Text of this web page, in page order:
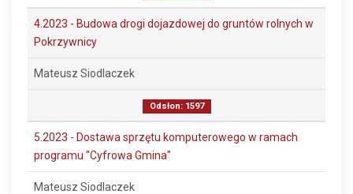
4.2023 - Budowa drogi dojazdowej do gruntów rolnych w
Pokrzywnicy
Mateusz Siodlaczek
Odsłon: 1597
5.2023 - Dostawa sprzętu komputerowego w ramach
programu "Cyfrowa Gmina"
Mateusz Siodlaczek